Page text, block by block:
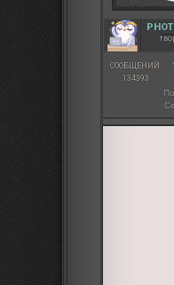
СООБЩЕНИЙ:
134393